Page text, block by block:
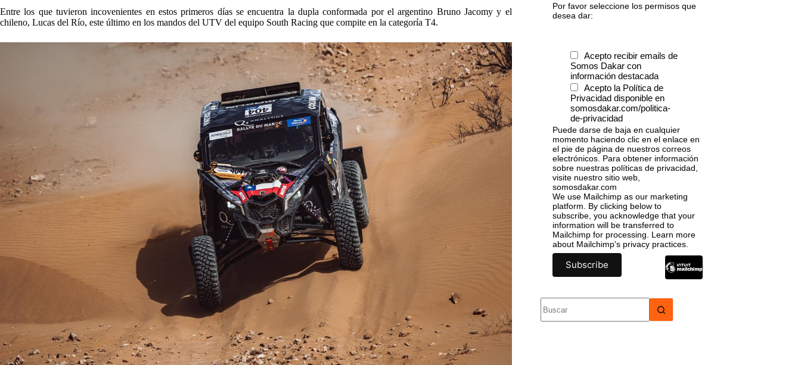
Entre los que tuvieron incovenientes en estos primeros días se encuentra la dupla conformada por el argentino Bruno Jacomy y el
chileno, Lucas del Río, este último en los mandos del UTV del equipo South Racing que compite en la categoría T4.
Por favor seleccione los permisos que
desea dar:
Acepto recibir emails de
Somos Dakar con
información destacada
Acepto la Política de
Privacidad disponible en
somosdakar.com/politica-
de-privacidad
Puede darse de baja en cualquier
momento haciendo clic en el enlace en
el pie de página de nuestros correos
electrónicos. Para obtener información
sobre nuestras políticas de privacidad,
visite nuestro sitio web,
somosdakar.com
We use Mailchimp as our marketing
platform. By clicking below to
subscribe, you acknowledge that your
information will be transferred to
Mailchimp for processing. Learn more
about Mailchimp's privacy practices.